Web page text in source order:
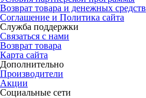
Возврат товара и денежных средств
Соглашение и Политика сайта
Служба поддержки
Связаться с нами
Возврат товара
Карта сайта
Дополнительно
Производители
Акции
Социальные сети